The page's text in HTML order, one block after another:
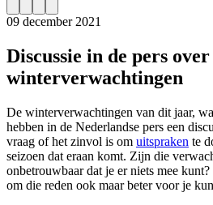
09 december 2021
Discussie in de pers over
winterverwachtingen
De winterverwachtingen van dit jaar,
hebben in de Nederlandse pers een
vraag of het zinvol is om uitspraken te
seizoen dat eraan komt. Zijn die
onbetrouwbaar dat je er niets mee
om die reden ook maar beter voor je